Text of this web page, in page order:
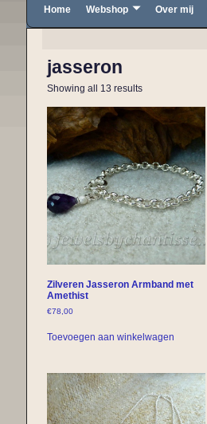
Home Webshop Over mij
jasseron
Showing all 13 results
Zilveren Jasseron Armband met
Amethist
€78,00
Toevoegen aan winkelwagen